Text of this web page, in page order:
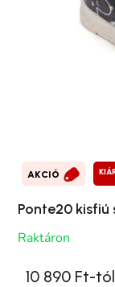
AKCIÓ
Ponte20
Raktáron
10 890 Ft-tól